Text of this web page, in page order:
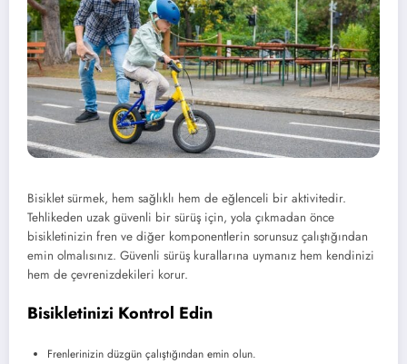
Bisiklet sürmek, hem sağlıklı hem de eğlenceli bir aktivitedir.
Tehlikeden uzak güvenli bir sürüş için, yola çıkmadan önce
bisikletinizin fren ve diğer komponentlerin sorunsuz çalıştığından
emin olmalısınız. Güvenli sürüş kurallarına uymanız hem kendinizi
hem de çevrenizdekileri korur.
Bisikletinizi Kontrol Edin
Frenlerinizin düzgün çalıştığından emin olun.